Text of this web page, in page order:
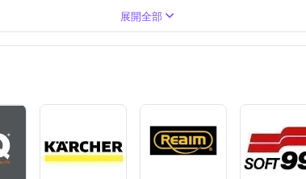
WIDE VIEW Willson WAKO 其他品牌
輪胎鋁圈清潔保養劑
濕拖巾 柏油蟲屍清潔劑 打蠟機 省油用品
10W50
紗窗清潔 金屬清潔
展開全部